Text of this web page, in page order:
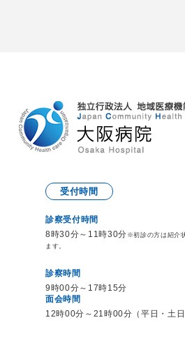
受付時間
診察受付時間
8時30分～11時30分 ※初診の方は紹介
ます。
診察時間
9時00分～17時15分
面会時間
12時00分～21時00分（平日・土日